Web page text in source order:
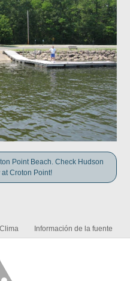
Point Beach. Check Hudson
Croton Point!
Clima Información de la fuente